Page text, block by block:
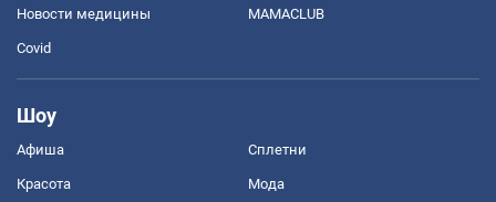
Новости медицины MAMACLUB
Covid
Шоу
Афиша Сплетни
Красота Мода